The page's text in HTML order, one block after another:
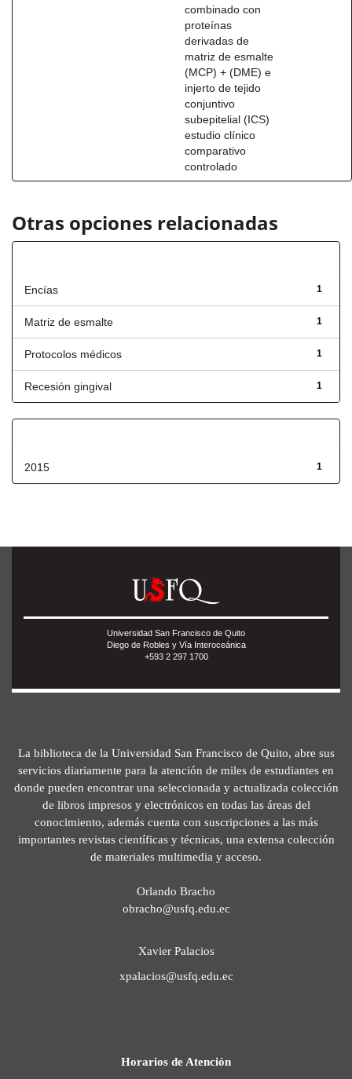
combinado con
proteínas
derivadas de
matriz de esmalte
(MCP) + (DME) e
injerto de tejido
conjuntivo
subepitelial (ICS)
estudio clínico
comparativo
controlado
Otras opciones relacionadas
1
Encías
1
Matriz de esmalte
1
Protocolos médicos
1
Recesión gingival
1
2015
Universidad San Francisco de Quito
Diego de Robles y Vía Interoceánica
+593 2 297 1700
La biblioteca de la Universidad San Francisco de Quito, abre sus
servicios diariamente para la atención de miles de estudiantes en
donde pueden encontrar una seleccionada y actualizada colección
de libros impresos y electrónicos en todas las áreas del
conocimiento, además cuenta con suscripciones a las más
importantes revistas científicas y técnicas, una extensa colección
de materiales multimedia y acceso.
Orlando Bracho
obracho@usfq.edu.ec
Xavier Palacios
xpalacios@usfq.edu.ec
Horarios de Atención